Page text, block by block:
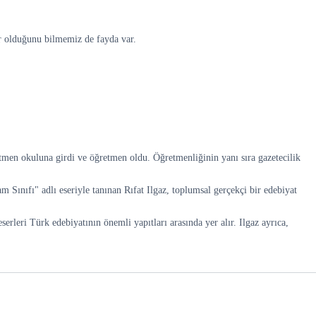
olduğunu bilmemiz de fayda var.
okuluna girdi ve öğretmen oldu. Öğretmenliğinin yanı sıra gazetecilik
adlı eseriyle tanınan Rıfat Ilgaz, toplumsal gerçekçi bir edebiyat
Türk edebiyatının önemli yapıtları arasında yer alır. Ilgaz ayrıca,